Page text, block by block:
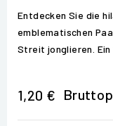
Entdecken Sie die
emblematischen
Streit jonglieren. Ein
1,20 €